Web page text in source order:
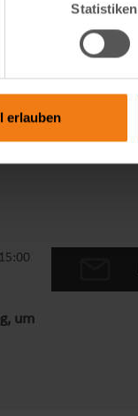
Statistiken
erlauben
um